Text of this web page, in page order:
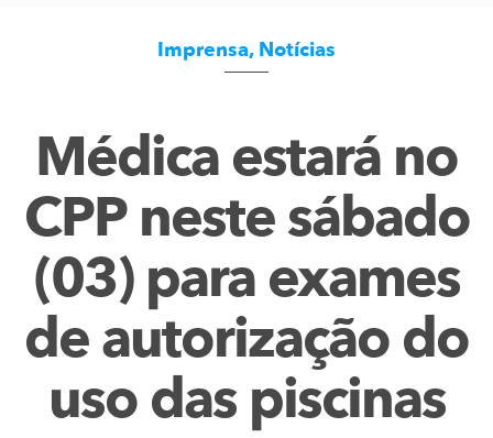
Imprensa, Notícias
Médica estará no
CPP neste sábado
(03) para exames
de autorização do
uso das piscinas